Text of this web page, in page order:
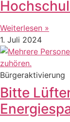
Weiterlesen »
1. Juli 2024
Bürgeraktivierung
Bitte